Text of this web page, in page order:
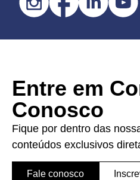
Entre em
Conosco
Fique por dentro das
conteúdos exclusivos
Fale conosco